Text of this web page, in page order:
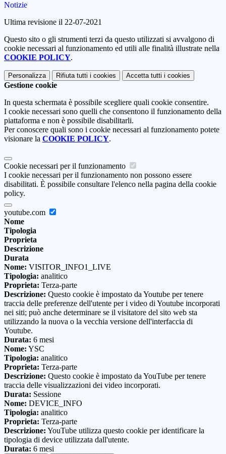
Notizie
Ultima revisione il 22-07-2021
Questo sito o gli strumenti terzi da questo utilizzati si avvalgono di
cookie necessari al funzionamento ed utili alle finalità illustrate nella
COOKIE POLICY.
Personalizza Rifiuta tutti i cookies Accetta tutti i cookies
Gestione cookie
In questa schermata è possibile scegliere quali cookie consentire.
I cookie necessari sono quelli che consentono il funzionamento della
piattaforma e non è possibile disabilitarli.
Per conoscere quali sono i cookie necessari al funzionamento potete
visionare la COOKIE POLICY.
Cookie necessari per il funzionamento
I cookie necessari per il funzionamento non possono essere
disabilitati. È possibile consultare l'elenco nella pagina della cookie
policy.
youtube.com
Nome
Tipologia
Proprieta
Descrizione
Durata
Nome: VISITOR_INFO1_LIVE
Tipologia: analitico
Proprieta: Terza-parte
Descrizione: Questo cookie è impostato da Youtube per tenere
traccia delle preferenze dell'utente per i video di Youtube incorporati
nei siti; può anche determinare se il visitatore del sito web sta
utilizzando la nuova o la vecchia versione dell'interfaccia di
Youtube.
Durata: 6 mesi
Nome: YSC
Tipologia: analitico
Proprieta: Terza-parte
Descrizione: Questo cookie è impostato da YouTube per tenere
traccia delle visualizzazioni dei video incorporati.
Durata: Sessione
Nome: DEVICE_INFO
Tipologia: analitico
Proprieta: Terza-parte
Descrizione: YouTube utilizza questo cookie per identificare la
tipologia di device utilizzata dall'utente.
Durata: 6 mesi